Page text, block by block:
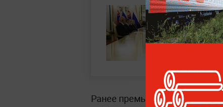
Ранее премьер-министр